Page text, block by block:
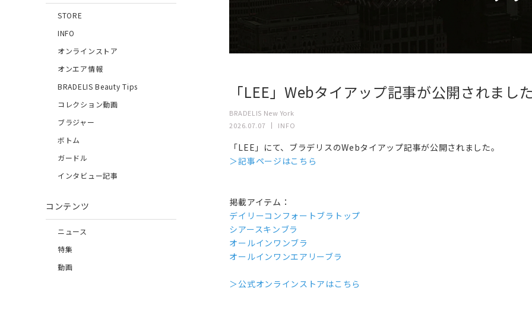
STORE
INFO
オンラインストア
オンエア情報
BRADELIS Beauty Tips
コレクション動画
ブラジャー
ボトム
ガードル
インタビュー記事
コンテンツ
ニュース
特集
動画
「LEE」Webタイアップ記事が公開されまし
BRADELIS New York
2026.07.07
INFO
「LEE」にて、ブラデリスのWebタイアップ記事が公開されました。
＞記事ページはこちら
掲載アイテム：
デイリーコンフォートブラトップ
シアースキンブラ
オールインワンブラ
オールインワンエアリーブラ
＞公式オンラインストアはこちら